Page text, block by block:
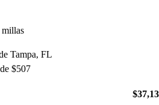
millas
Tampa, FL
$507